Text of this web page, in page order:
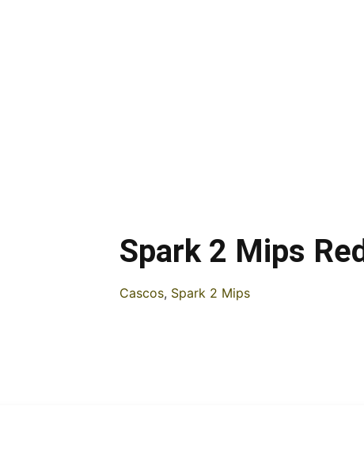
Spark 2 Mips Red
Cascos, Spark 2 Mips